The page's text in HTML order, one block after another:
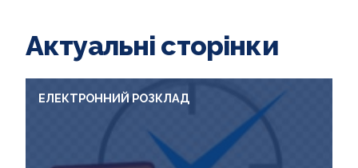
Актуальні сторінки
ЕЛЕКТРОННИЙ РОЗКЛАД